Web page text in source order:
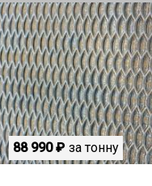
88 990 ₽ за тонну